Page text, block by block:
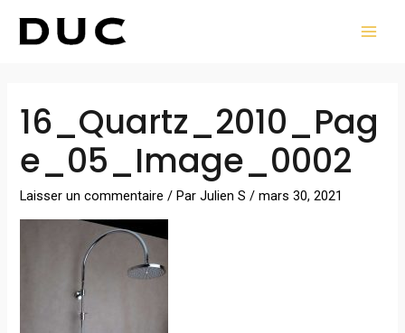
16_Quartz_2010_Pag
e_05_Image_0002
Laisser un commentaire / ParJulien S/mars 30, 2021
des
articles